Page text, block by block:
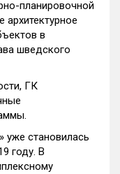
планировочной
архитектурное
в
шведского
ГК
уже становилась
году. В